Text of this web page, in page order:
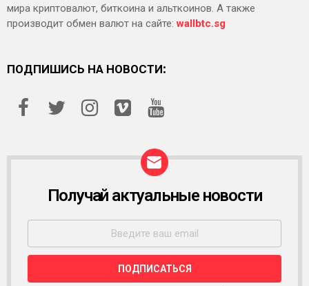
мира криптовалют, биткоина и альткоинов. А также
производит обмен валют на сайте:wallbtc.sg
ПОДПИШИСЬ НА НОВОСТИ:
С
Ы
Л
К
Получай актуальные новости